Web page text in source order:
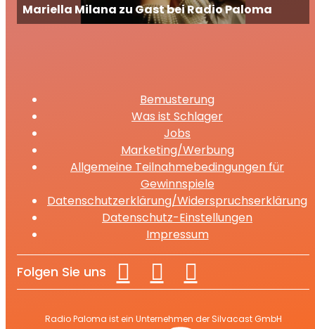
Mariella Milana zu Gast bei Radio Paloma
Bemusterung
Was ist Schlager
Jobs
Marketing/Werbung
Allgemeine Teilnahmebedingungen für
Gewinnspiele
Datenschutzerklärung/Widerspruchserklärung
Datenschutz-Einstellungen
Impressum
Folgen Sie uns
Radio Paloma ist ein Unternehmen der Silvacast GmbH